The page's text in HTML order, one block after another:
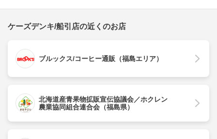
ケーズデンキ/船引店の近くのお店
ブルックス/コーヒー通販（福島エリア）
北海道産青果物拡販宣伝協議会／ホクレン
農業協同組合連合会（福島県）